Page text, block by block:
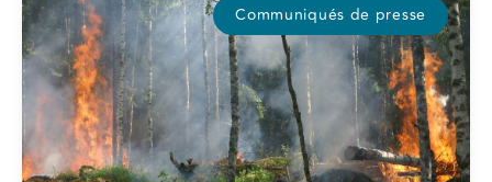
Communiqués de presse